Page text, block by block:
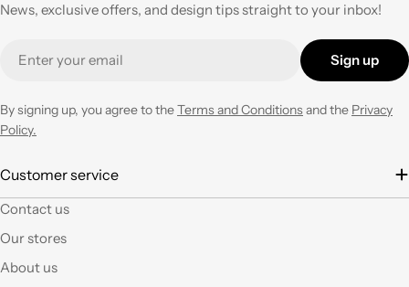
velocità nell'evasione
prezzo corretto !
Tornerò su questo
ne avrò necessità con
News, exclusive offers, and design tips straight to your inbox!
Sign up
By signing up, you agree to theTerms and Conditions and the Privacy
Policy.
Customer service
Contact us
Our stores
About us